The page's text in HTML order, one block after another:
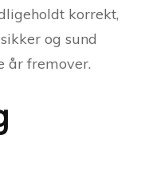
korrekt,
og sund
år fremover.